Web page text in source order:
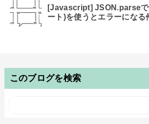
[Javascript] JSON.parseで
ート)を使うとエラーになる
このブログを検索